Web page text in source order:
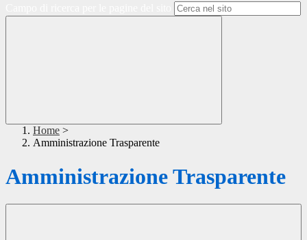
Home >
Amministrazione Trasparente
Amministrazione Trasparente